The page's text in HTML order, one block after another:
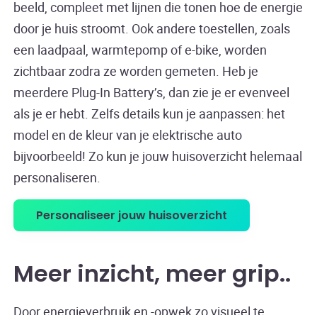
beeld, compleet met lijnen die tonen hoe de energie
door je huis stroomt. Ook andere toestellen, zoals
een laadpaal, warmtepomp of e-bike, worden
zichtbaar zodra ze worden gemeten. Heb je
meerdere Plug-In Battery’s, dan zie je er evenveel
als je er hebt. Zelfs details kun je aanpassen: het
model en de kleur van je elektrische auto
bijvoorbeeld! Zo kun je jouw huisoverzicht helemaal
personaliseren.
Personaliseer jouw huisoverzicht
Meer inzicht, meer grip.
Door energieverbruik en -opwek zo visueel te